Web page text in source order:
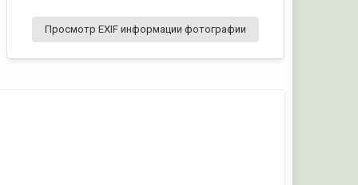
Просмотр EXIF информации фотографии